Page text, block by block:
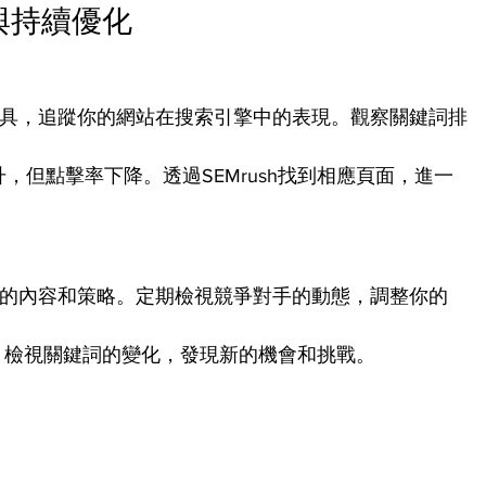
持續優化
，追蹤你的網站在搜索引擎中的表現。觀察關鍵詞排
但點擊率下降。透過SEMrush找到相應頁面，進一
內容和策略。定期檢視競爭對手的動態，調整你的
視關鍵詞的變化，發現新的機會和挑戰。